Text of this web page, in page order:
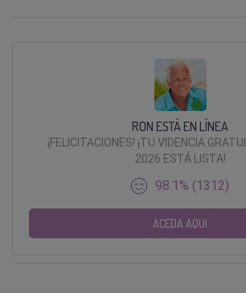
RON ESTÁ EN LÍNEA
¡FELICITACIONES! ¡TU VIDENCIA
2026 ESTÁ LISTA!
98.1% (1312)
ACEDA AQUI